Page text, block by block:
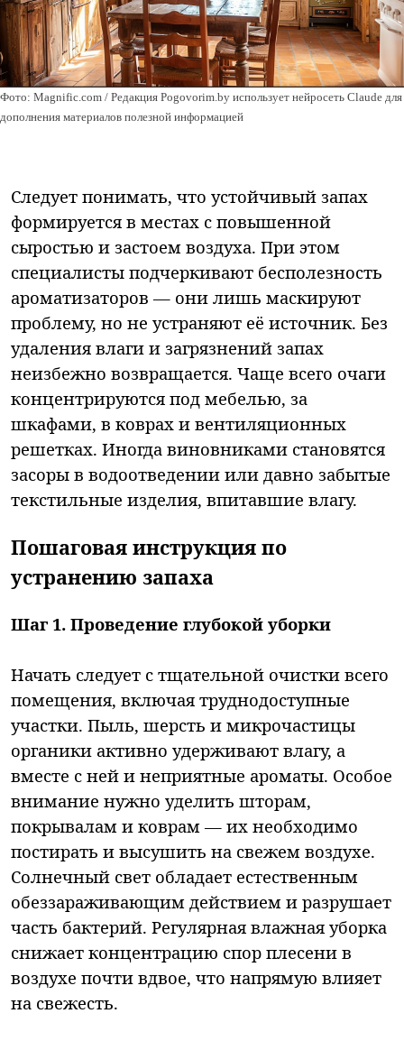
Фото: Magnific.com / Редакция Pogovorim.by использует нейросеть Claude для
дополнения материалов полезной информацией
Следует понимать, что устойчивый запах
формируется в местах с повышенной
сыростью и застоем воздуха. При этом
специалисты подчеркивают бесполезность
ароматизаторов — они лишь маскируют
проблему, но не устраняют её источник. Без
удаления влаги и загрязнений запах
неизбежно возвращается. Чаще всего очаги
концентрируются под мебелью, за
шкафами, в коврах и вентиляционных
решетках. Иногда виновниками становятся
засоры в водоотведении или давно забытые
текстильные изделия, впитавшие влагу.
Пошаговая инструкция по
устранению запаха
Шаг 1. Проведение глубокой уборки
Начать следует с тщательной очистки всего
помещения, включая труднодоступные
участки. Пыль, шерсть и микрочастицы
органики активно удерживают влагу, а
вместе с ней и неприятные ароматы. Особое
внимание нужно уделить шторам,
покрывалам и коврам — их необходимо
постирать и высушить на свежем воздухе.
Солнечный свет обладает естественным
обеззараживающим действием и разрушает
часть бактерий. Регулярная влажная уборка
снижает концентрацию спор плесени в
воздухе почти вдвое, что напрямую влияет
на свежесть.